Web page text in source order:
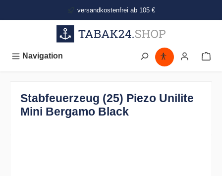
versandkostenfrei ab 105 €
Navigation
Stabfeuerzeug (25) Piezo Unilite
Mini Bergamo Black